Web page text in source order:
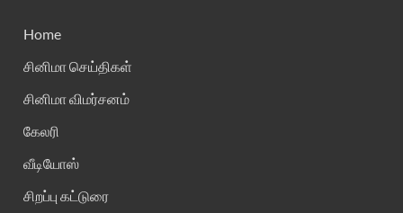
Home
சினிமா செய்திகள்
சினிமா விமர்சனம்
கேலரி
வீடியோஸ்
சிறப்பு கட்டுரை